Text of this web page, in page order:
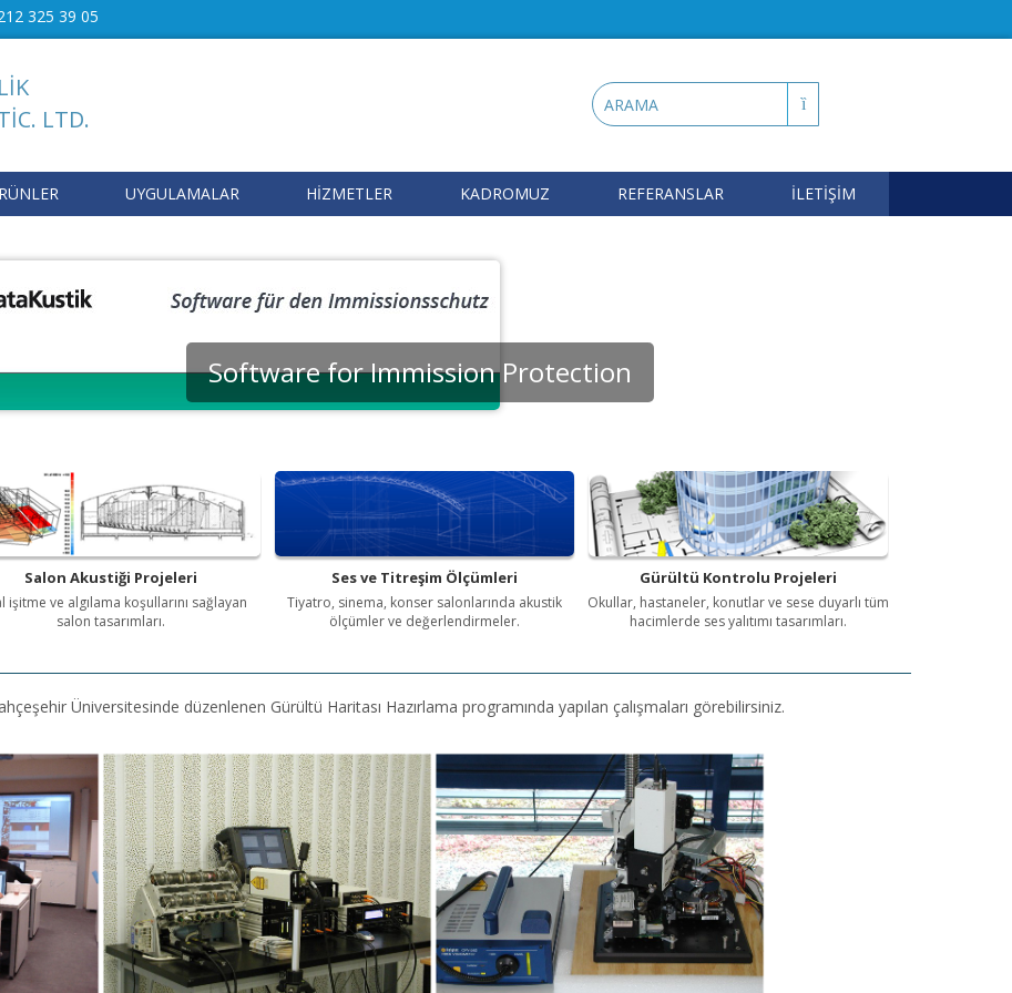
325 39 05
LTD.
UYGULAMALAR HİZMETLER KADROMUZ REFERANSLAR İLETİŞİM
Software for Immission Protection
Salon Akustiği Projeleri
işitme ve algılama koşullarını sağlayan
salon tasarımları.
Ses ve Titreşim Ölçümleri
Tiyatro, sinema, konser salonlarında akustik
ölçümler ve değerlendirmeler.
Gürültü Kontrolu Projeleri
Okullar, hastaneler, konutlar ve sese duyarlı tüm
hacimlerde ses yalıtımı tasarımları.
Üniversitesinde düzenlenen Gürültü Haritası Hazırlama programında yapılan çalışmaları görebilirsiniz.